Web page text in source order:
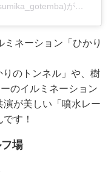
時之栖\御殿場高原リゾート(@tokinosumika_gotemba)がシェアした投稿
ネーション「ひかり
のトンネル」や、樹
のイルミネーション
が美しい「噴水レー
す！
場